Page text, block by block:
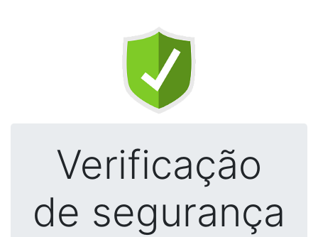
Verificação
de segurança